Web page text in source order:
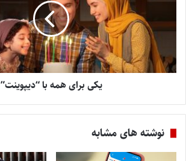
یکی برای همه با “دیپوینت”
نوشته های مشابه